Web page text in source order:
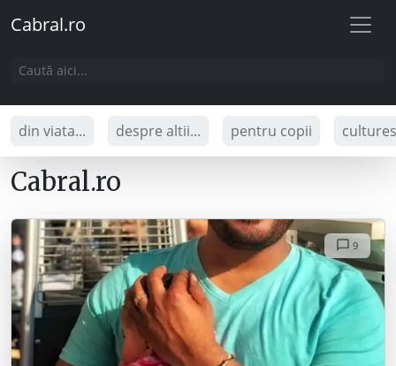
Cabral.ro
din viata... despre altii... pentru copii
Cabral.ro
9